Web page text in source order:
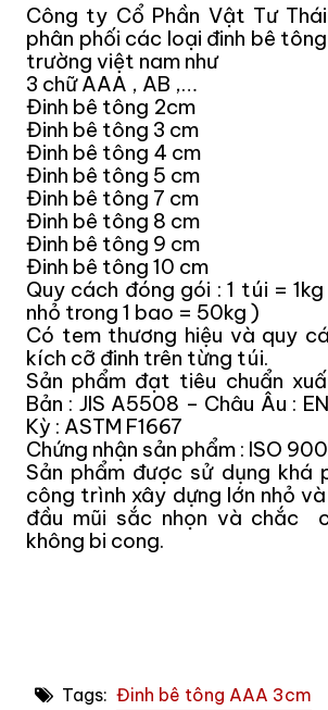
Công ty Cổ Phần Vật Tư
phân phối các loại đinh bê
trường việt nam như
3 chữ AAA , AB ,…
Đinh bê tông 2cm
Đinh bê tông 3 cm
Đinh bê tông 4 cm
Đinh bê tông 5 cm
Đinh bê tông 7 cm
Đinh bê tông 8 cm
Đinh bê tông 9 cm
Đinh bê tông 10 cm
Quy cách đóng gói : 1 túi =
nhỏ trong 1 bao = 50kg )
Có tem thương hiệu và quy
kích cỡ đinh trên từng túi.
Sản phẩm đạt tiêu chuẩn
Bản : JIS A5508 – Châu Âu :
Kỳ : ASTM F1667
Chứng nhận sản phẩm : ISO
Sản phẩm được sử dụng khá
công trình xây dựng lớn nhỏ
đầu mũi sắc nhọn và chắc
không bi cong.
Tags: Đinh bê tông AAA 3cm